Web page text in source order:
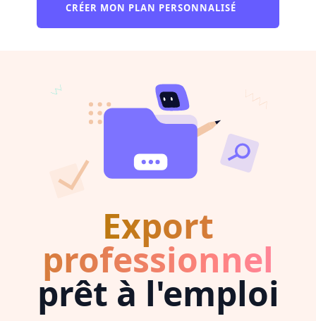
CRÉER MON PLAN PERSONNALISÉ
Export
professionnel
prêt à l'emploi